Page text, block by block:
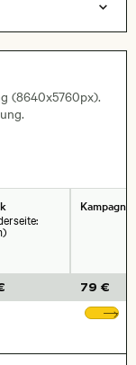
(8640x5760px).
79 €